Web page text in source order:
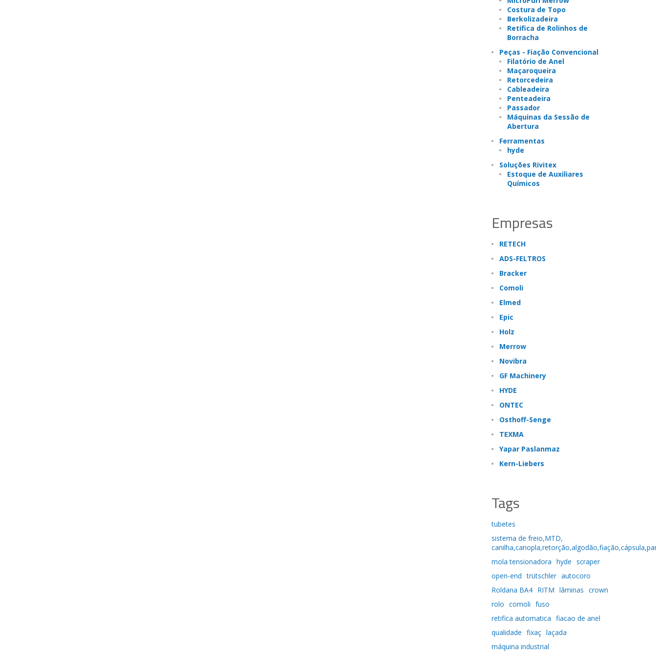
Costura de Topo
Berkolizadeira
Retifica de Rolinhos de
Borracha
Peças - Fiação Convencional
Filatório de Anel
Maçaroqueira
Retorcedeira
Cableadeira
Penteadeira
Passador
Máquinas da Sessão de
Abertura
Ferramentas
hyde
Soluções Rivitex
Estoque de Auxiliares
Químicos
Empresas
RETECH
ADS-FELTROS
Bracker
Comoli
Elmed
Epic
Holz
Merrow
Novibra
GF Machinery
HYDE
ONTEC
Osthoff-Senge
TEXMA
Yapar Paslanmaz
Kern-Liebers
Tags
tubetes
sistema de freio,MTD,
mola tensionadora hyde scraper
open-end trütschler autocoro
Roldana BA4 RITM lâminas crown
rolo comoli fuso
retifica automatica fiacao de anel
qualidade fixaç laçada
máquina industrial